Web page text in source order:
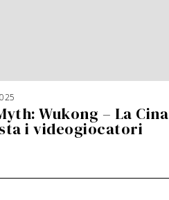
Wukong – La Cina
i videogiocatori